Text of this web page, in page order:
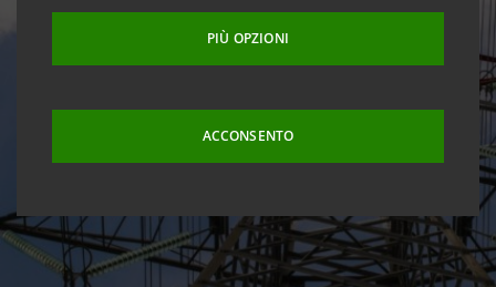
PIÙ OPZIONI
ACCONSENTO